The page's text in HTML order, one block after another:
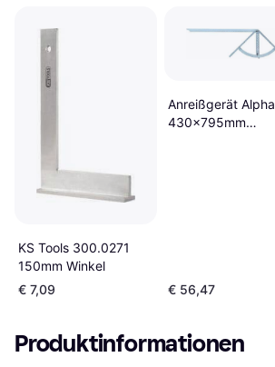
KS Tools 300.0271
150mm Winkel
€ 7,09
Anreißgerät Alpha
430x795mm
€ 56,47
Produktinformationen